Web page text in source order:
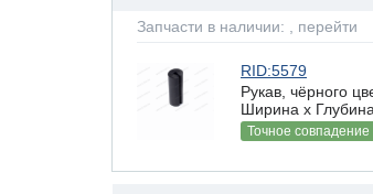
Запчасти в наличии: , перейти
RID:5579
Рукав, чёрного
Ширина х
Точное совпадение